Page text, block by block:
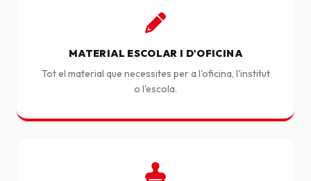
MATERIAL ESCOLAR I D'OFICINA
Tot el material que necessites per a l'oficina, l'institut
o l'escola.